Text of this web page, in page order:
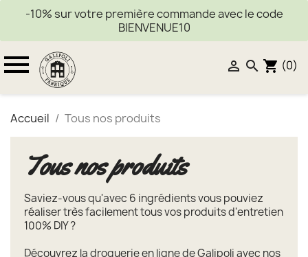
-10% sur votre première commande avec le code
BIENVENUE10
   shopping_cart (0)
Accueil Tous nos produits
Tous nos produits
Saviez-vous qu'avec 6 ingrédients vous pouviez
réaliser très facilement tous vos produits d'entretien
100% DIY ?
Découvrez la droguerie en ligne de Galipoli avec nos